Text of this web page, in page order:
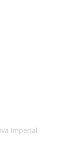
Imperial